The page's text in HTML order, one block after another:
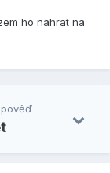
ho nahrat na